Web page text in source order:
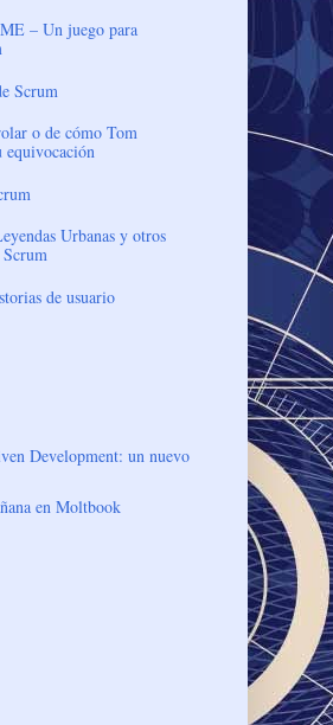
– Un juego para
Scrum
o de cómo Tom
Urbanas y otros
de usuario
Development: un nuevo
en Moltbook